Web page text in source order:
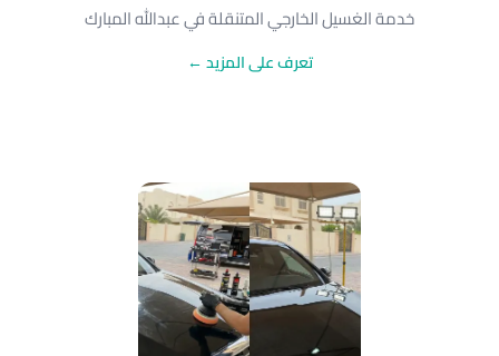
خدمة الغسيل الخارجي المتنقلة في عبدالله المبارك
تعرف على المزيد ←